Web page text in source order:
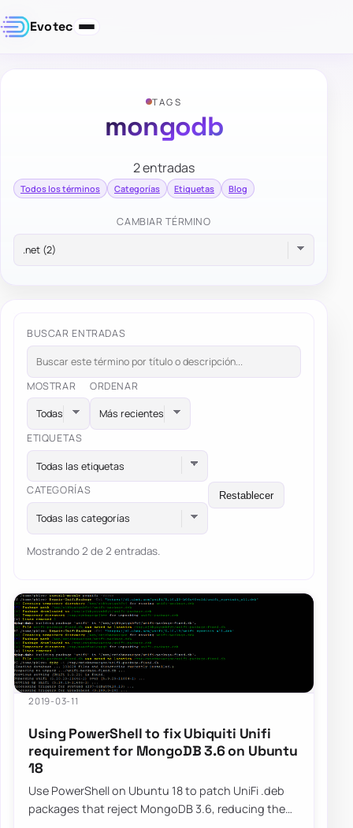
Evotec
TAGS
mongodb
2 entradas
Todos los términos Categorías Etiquetas Blog
CAMBIAR TÉRMINO
BUSCAR ENTRADAS
MOSTRAR ORDENAR
ETIQUETAS
Todas las etiquetas
CATEGORÍAS
Todas las categorías
Restablecer
Mostrando 2 de 2 entradas.
2019-03-11
Using PowerShell to fix Ubiquiti Unifi
requirement for MongoDB 3.6 on Ubuntu
18
Use PowerShell on Ubuntu 18 to patch UniFi .deb
packages that reject MongoDB 3.6, reducing the